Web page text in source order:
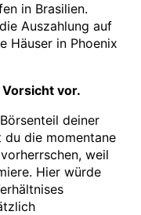
in Brasilien.
Auszahlung auf
Häuser in Phoenix
vor.
deiner
die momentane
weil
Hier würde